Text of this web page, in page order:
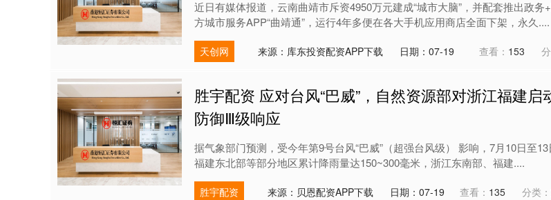
近日有媒体报道，云南曲靖市斥资4950万元建成“城市大脑”，并配套推出政务
方城市服务APP“曲靖通”，运行4年多便在各大手机应用商店全面下架，永久....
天创网 来源：库东投资配资APP下载 日期：07-19 查看： 153
胜宇配资 应对台风“巴威”，自然资源部对浙江福建启
防御Ⅲ级响应
据气象部门预测，受今年第9号台风“巴威”（超强台风级） 影响，7月10日至13
福建东北部等部分地区累计降雨量达150~300毫米，浙江东南部、福建....
胜宇配资 来源：贝恩配资APP下载 日期：07-19 查看： 135 分类：